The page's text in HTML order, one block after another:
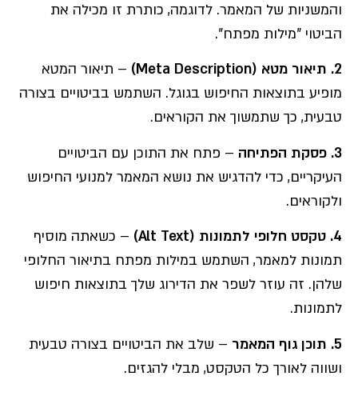
והמשניות של המאמר. לדוגמה, כותרת זו מכילה את
הביטוי "מילות מפתח".
2. תיאור מטא (Meta Description)
– תיאור המטא
מופיע בתוצאות החיפוש בגוגל. השתמש בביטויים בצורה
טבעית, כך שתמשוך את הקוראים.
3. פסקת הפתיחה
– פתח את התוכן עם הביטויים
העיקריים, כדי להדגיש את נושא המאמר למנועי החיפוש
ולקוראים.
4. טקסט חלופי לתמונות (Alt Text)
– כשאתה מוסיף
תמונות למאמר, השתמש במילות מפתח בתיאור החלופי
שלהן. זה עוזר לשפר את הדירוג שלך בתוצאות חיפוש
לתמונות.
5. תוכן גוף המאמר
– שלב את הביטויים בצורה טבעית
ושווה לאורך כל הטקסט, מבלי להגזים.